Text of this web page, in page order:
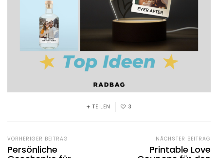
TEILEN 3
VORHERIGER BEITRAG
Persönliche
NÄCHSTER BEITRAG
Printable Love